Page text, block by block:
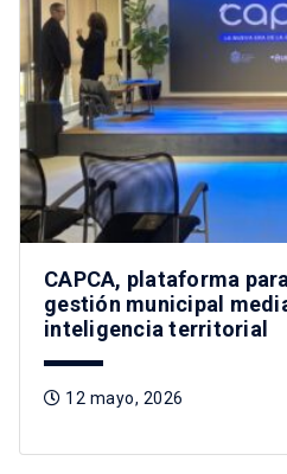
CAPCA, plataforma
gestión municipal
inteligencia territorial
12 mayo, 2026